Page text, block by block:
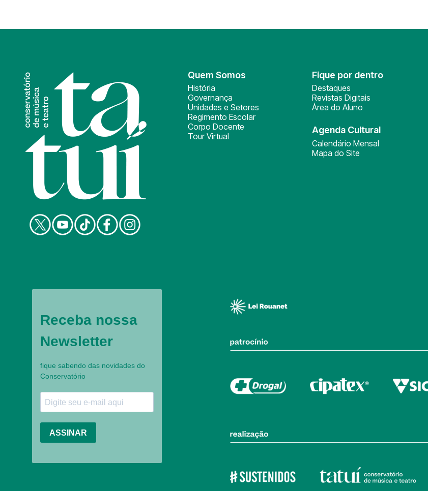
Quem Somos
História
Governança
Unidades e Setores
Regimento Escolar
Corpo Docente
Tour Virtual
Fique por dentro
Destaques
Revistas Digitais
Área do Aluno
Agenda Cultural
Calendário Mensal
Mapa do Site